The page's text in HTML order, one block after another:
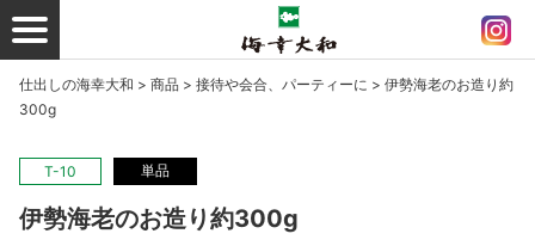
仕出しの海幸大和 > 商品 > 接待や会合、パーティーに > 伊勢海老のお造り約
300g
T-10 単品
伊勢海老のお造り約300g